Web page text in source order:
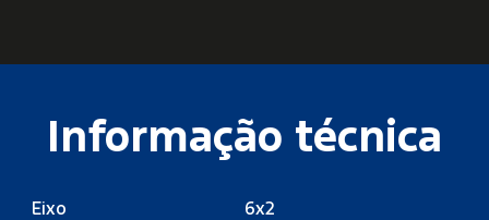
Informação técnica
Eixo 6x2